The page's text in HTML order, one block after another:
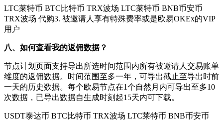
LTC莱特币 BTC比特币 TRX波场 LTC莱特币 BNB币安币
TRX波场 代购3. 被邀请人享有特殊费率或是欧易OKEx的VIP
用户
八、如何查看我的返佣数据？
节点计划页面支持导出所选时间范围内所有被邀请人交易账单
维度的返佣数据。时间范围至多一年，可导出截止至导出时前
一天的历史数据。每个欧易节点在1个自然月内可导出至多10
次数据，已导出数据自生成时刻起15天内可下载。
USDT泰达币 BTC比特币 TRX波场 LTC莱特币 BNB币安币